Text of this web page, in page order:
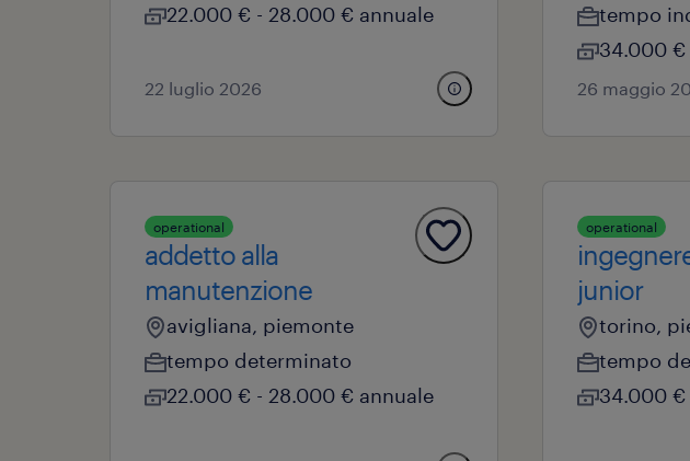
22.000 € - 28.000 € annuale
22 luglio 2026
tempo
34.000 €
26 maggio
operational
addetto alla
manutenzione
avigliana, piemonte
tempo determinato
22.000 € - 28.000 € annuale
operational
junior
torino,
tempo
34.000 €